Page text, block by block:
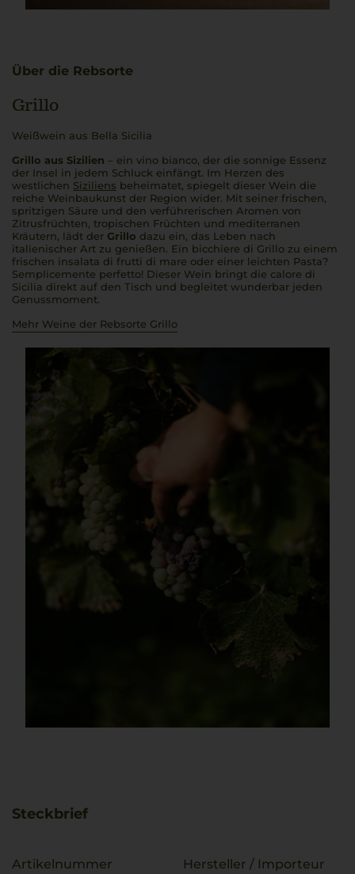
Über die Rebsorte
Grillo
Weißwein aus Bella Sicilia
Grillo aus Sizilien – ein vino bianco, der die sonnige Essenz
der Insel in jedem Schluck einfängt. Im Herzen des
westlichen Siziliens beheimatet, spiegelt dieser Wein die
reiche Weinbaukunst der Region wider. Mit seiner frischen,
spritzigen Säure und den verführerischen Aromen von
Zitrusfrüchten, tropischen Früchten und mediterranen
Kräutern, lädt der Grillo dazu ein, das Leben nach
italienischer Art zu genießen. Ein bicchiere di Grillo zu einem
frischen insalata di frutti di mare oder einer leichten Pasta?
Semplicemente perfetto! Dieser Wein bringt die calore di
Sicilia direkt auf den Tisch und begleitet wunderbar jeden
Genussmoment.
Mehr Weine der Rebsorte Grillo
Steckbrief
Artikelnummer
Hersteller / Importeur